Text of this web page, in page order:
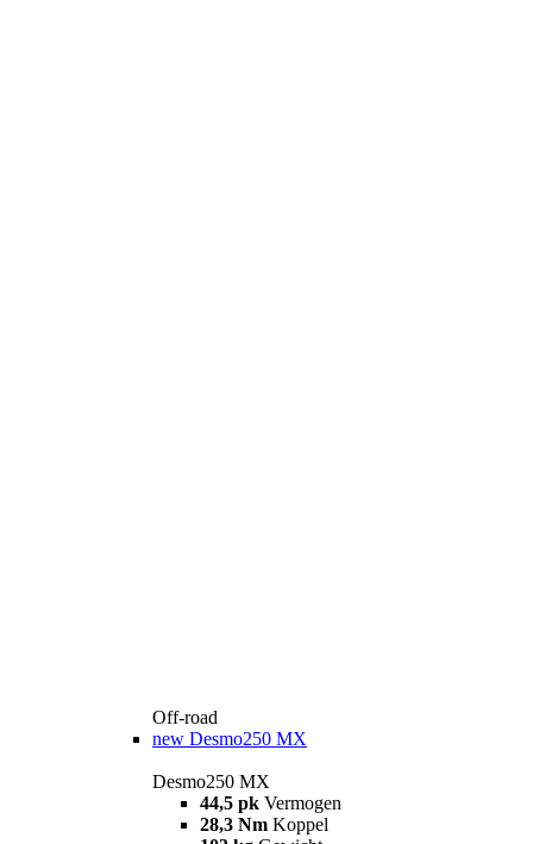
Off-road
new Desmo250 MX
Desmo250 MX
44,5 pk Vermogen
28,3 Nm Koppel